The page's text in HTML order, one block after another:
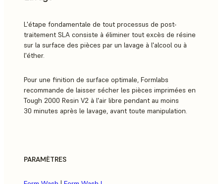
L'étape fondamentale de tout processus de post-
traitement SLA consiste à éliminer tout excès de résine
sur la surface des pièces par un lavage à l'alcool ou à
l'éther.
Pour une finition de surface optimale, Formlabs
recommande de laisser sécher les pièces imprimées en
Tough 2000 Resin V2 à l'air libre pendant au moins
30 minutes après le lavage, avant toute manipulation.
PARAMÈTRES